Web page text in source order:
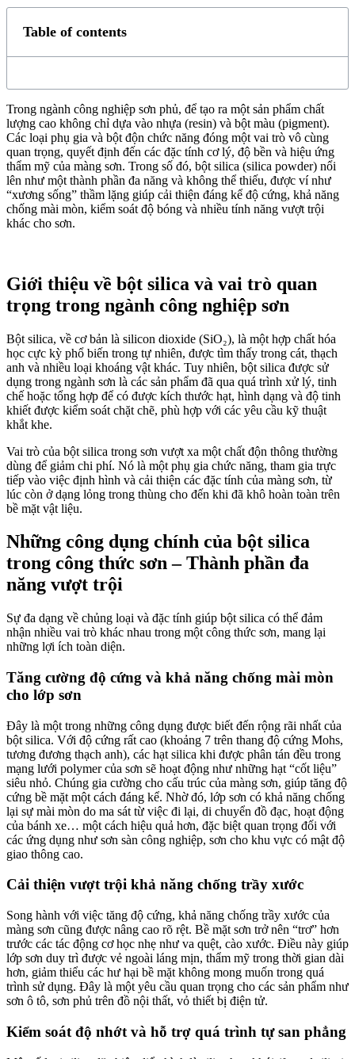
Table of contents
Trong ngành công nghiệp sơn phủ, để tạo ra một sản phẩm chất
lượng cao không chỉ dựa vào nhựa (resin) và bột màu (pigment).
Các loại phụ gia và bột độn chức năng đóng một vai trò vô cùng
quan trọng, quyết định đến các đặc tính cơ lý, độ bền và hiệu ứng
thẩm mỹ của màng sơn. Trong số đó, bột silica (silica powder) nổi
lên như một thành phần đa năng và không thể thiếu, được ví như
“xương sống” thầm lặng giúp cải thiện đáng kể độ cứng, khả năng
chống mài mòn, kiểm soát độ bóng và nhiều tính năng vượt trội
khác cho sơn.
Giới thiệu về bột silica và vai trò quan
trọng trong ngành công nghiệp sơn
Bột silica, về cơ bản là silicon dioxide (SiO₂), là một hợp chất hóa
học cực kỳ phổ biến trong tự nhiên, được tìm thấy trong cát, thạch
anh và nhiều loại khoáng vật khác. Tuy nhiên, bột silica được sử
dụng trong ngành sơn là các sản phẩm đã qua quá trình xử lý, tinh
chế hoặc tổng hợp để có được kích thước hạt, hình dạng và độ tinh
khiết được kiểm soát chặt chẽ, phù hợp với các yêu cầu kỹ thuật
khắt khe.
Vai trò của bột silica trong sơn vượt xa một chất độn thông thường
dùng để giảm chi phí. Nó là một phụ gia chức năng, tham gia trực
tiếp vào việc định hình và cải thiện các đặc tính của màng sơn, từ
lúc còn ở dạng lỏng trong thùng cho đến khi đã khô hoàn toàn trên
bề mặt vật liệu.
Những công dụng chính của bột silica
trong công thức sơn – Thành phần đa
năng vượt trội
Sự đa dạng về chủng loại và đặc tính giúp bột silica có thể đảm
nhận nhiều vai trò khác nhau trong một công thức sơn, mang lại
những lợi ích toàn diện.
Tăng cường độ cứng và khả năng chống mài mòn
cho lớp sơn
Đây là một trong những công dụng được biết đến rộng rãi nhất của
bột silica. Với độ cứng rất cao (khoảng 7 trên thang độ cứng Mohs,
tương đương thạch anh), các hạt silica khi được phân tán đều trong
mạng lưới polymer của sơn sẽ hoạt động như những hạt “cốt liệu”
siêu nhỏ. Chúng gia cường cho cấu trúc của màng sơn, giúp tăng độ
cứng bề mặt một cách đáng kể. Nhờ đó, lớp sơn có khả năng chống
lại sự mài mòn do ma sát từ việc đi lại, di chuyển đồ đạc, hoạt động
của bánh xe… một cách hiệu quả hơn, đặc biệt quan trọng đối với
các ứng dụng như sơn sàn công nghiệp, sơn cho khu vực có mật độ
giao thông cao.
Cải thiện vượt trội khả năng chống trầy xước
Song hành với việc tăng độ cứng, khả năng chống trầy xước của
màng sơn cũng được nâng cao rõ rệt. Bề mặt sơn trở nên “trơ” hơn
trước các tác động cơ học nhẹ như va quệt, cào xước. Điều này giúp
lớp sơn duy trì được vẻ ngoài láng mịn, thẩm mỹ trong thời gian dài
hơn, giảm thiểu các hư hại bề mặt không mong muốn trong quá
trình sử dụng. Đây là một yêu cầu quan trọng cho các sản phẩm như
sơn ô tô, sơn phủ trên đồ nội thất, vỏ thiết bị điện tử.
Kiểm soát độ nhớt và hỗ trợ quá trình tự san phẳng